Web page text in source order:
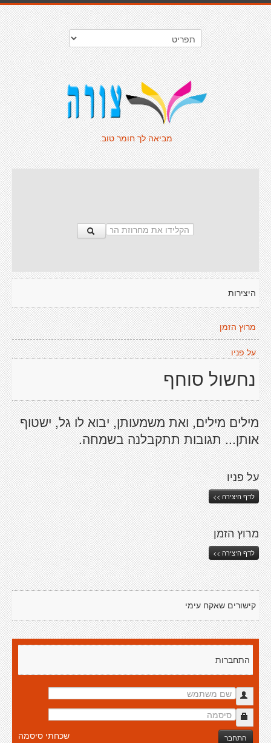
מביאה לך חומר טוב.
היצירות
מרוץ הזמן
על פניו
נחשול סוחף
מילים מילים, ואת משמעותן, יבוא לו גל, ישטוף
אותן... תגובות תתקבלנה בשמחה.
על פניו
לדף היצירה >>
מרוץ הזמן
לדף היצירה >>
קישורים שאקח עימי
התחברות
התחבר שכחתי סיסמה